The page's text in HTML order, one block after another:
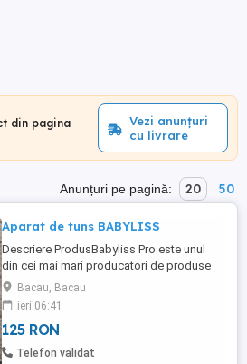
din pagina
Vezi anunțuri
cu livrare
Anunțuri pe pagină: 20 50
Aparat de tuns BABYLISS
Descriere ProdusBabyliss Pro este unul
din cei mai mari producatori de produse
profesionale ce pot fi utilizate atat in
saloanele de infrumusetare, cat si acasa.
Babyliss Pro este liderul producatorilor de
aparate de inalta calitate destinate ingrijirii
parului. Cu vanzari record in peste 100 de
Bacau, Bacau
ieri 06:41
125 RON
Telefon validat